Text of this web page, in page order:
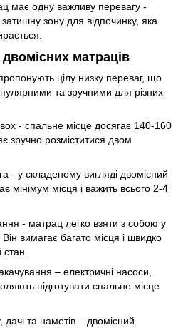
має одну важливу перевагу -
зону для відпочинку, яка
матраців
цілу низку переваг, що
та зручними для різних
- спальне місце досягає 140-160
зручно розміститися двом
- у складеному вигляді двомісний
мінімум місця і важить всього 2-4
- матрац легко взяти з собою у
вимагає багато місця і швидко
– електричні насоси,
підготувати спальне місце
дачі та наметів – двомісний